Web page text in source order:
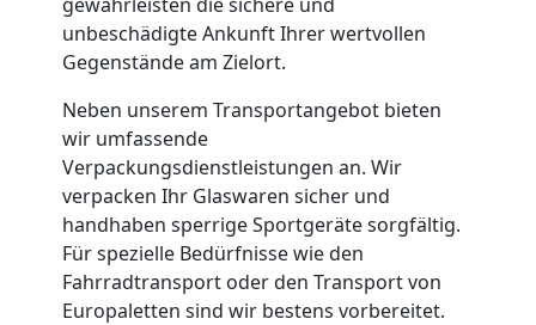
unbeschädigte Ankunft Ihrer wertvollen
Gegenstände am Zielort.
Neben unserem Transportangebot bieten
wir umfassende
Verpackungsdienstleistungen an. Wir
verpacken Ihr Glaswaren sicher und
handhaben sperrige Sportgeräte sorgfältig.
Für spezielle Bedürfnisse wie den
Fahrradtransport oder den Transport von
Europaletten sind wir bestens vorbereitet.
Umzug
Wiener
Neustadt
Umzug